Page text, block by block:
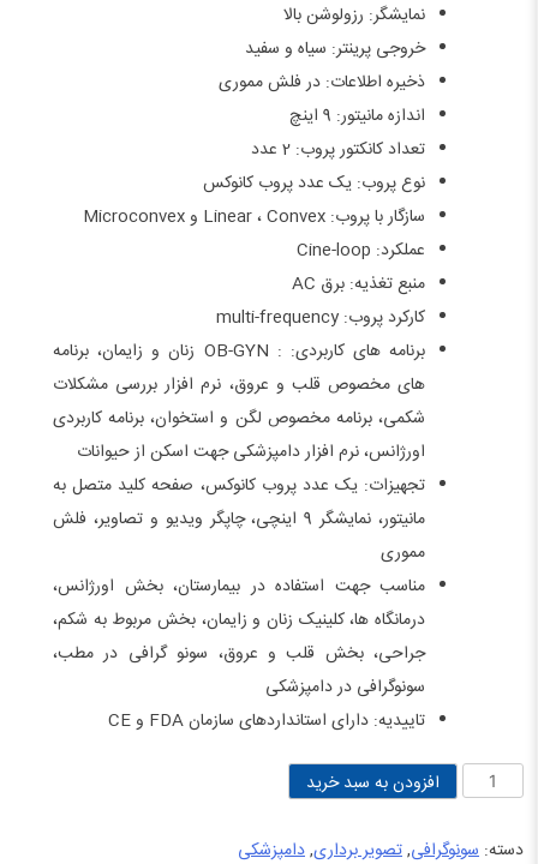
نمایشگر: رزولوشن بالا
خروجی پرینتر: سیاه و سفید
ذخیره اطلاعات: در فلش مموری
اندازه مانیتور: 9 اینچ
تعداد کانکتور پروب: 2 عدد
نوع پروب: یک عدد پروب کانوکس
سازگار با پروب: Linear ، Convex و Microconvex
عملکرد: Cine-loop
منبع تغذیه: برق AC
کارکرد پروب: multi-frequency
برنامه های کاربردی: : OB-GYN زنان و زایمان، برنامه
های مخصوص قلب و عروق، نرم افزار بررسی مشکلات
شکمی، برنامه مخصوص لگن و استخوان، برنامه کاربردی
اورژانس، نرم افزار دامپزشکی جهت اسکن از حیوانات
تجهیزات: یک عدد پروب کانوکس، صفحه کلید متصل به
مانیتور، نمایشگر 9 اینچی، چاپگر ویدیو و تصاویر، فلش
مموری
مناسب جهت استفاده در بیمارستان، بخش اورژانس،
درمانگاه ها، کلینیک زنان و زایمان، بخش مربوط به شکم،
جراحی، بخش قلب و عروق، سونو گرافی در مطب،
سونوگرافی در دامپزشکی
تاییدیه: دارای استانداردهای سازمان FDA و CE
دستگاه
مارک
افزودن به سبد خرید
دسته: سونوگرافی,تصویر برداری,دامپزشکی